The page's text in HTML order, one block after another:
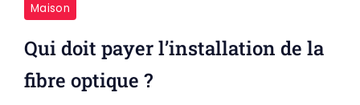
Maison
Qui doit payer l’installation de la
fibre optique ?